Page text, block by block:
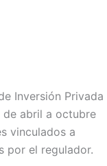
Inversión Privada
de abril a octubre
vinculados a
por el regulador.